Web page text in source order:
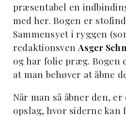
præsentabel en
med her. Bogen er
Sammensyet i ryggen
redaktionsven Asger
og har folie præg. Bogen
at man behøver at åbne
Når man så åbner den,
opslag, hvor siderne kan